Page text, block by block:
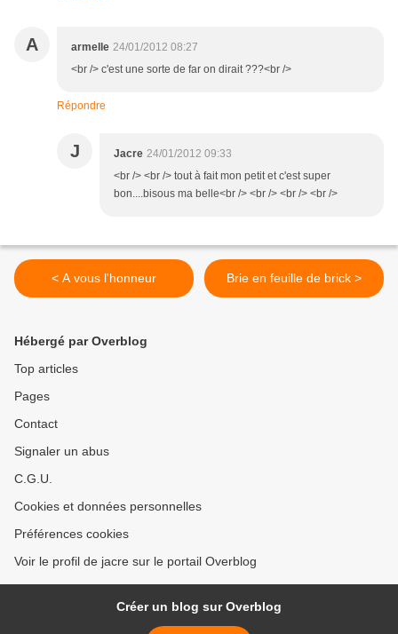
A armelle 24/01/2012 08:27
<br /> c'est une sorte de far on dirait ???<br />
Répondre
J Jacre 24/01/2012 09:33
<br /> <br /> tout à fait mon petit et c'est super
bon....bisous ma belle<br /> <br /> <br /> <br />
< A vous l'honneur Brie en feuille de brick >
Hébergé par Overblog
Top articles
Pages
Contact
Signaler un abus
C.G.U.
Cookies et données personnelles
Préférences cookies
Voir le profil de jacre sur le portail Overblog
Créer un blog sur Overblog